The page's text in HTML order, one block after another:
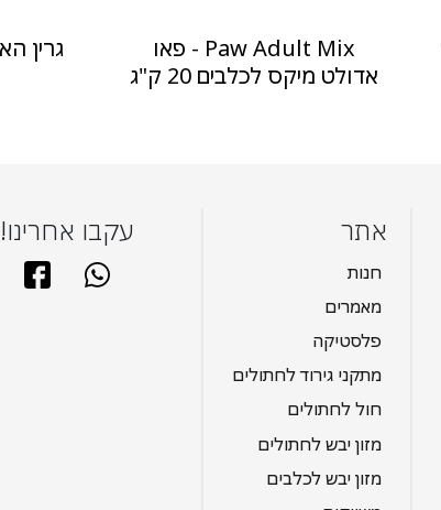
Paw Adult Mix - פאו
אדולט מיקס לכלבים 20 ק"ג
אתר
חנות
מאמרים
פלסטיקה
מתקני גירוד לחתולים
חול לחתולים
מזון יבש לחתולים
מזון יבש לכלבים
עקבו אחרינו!